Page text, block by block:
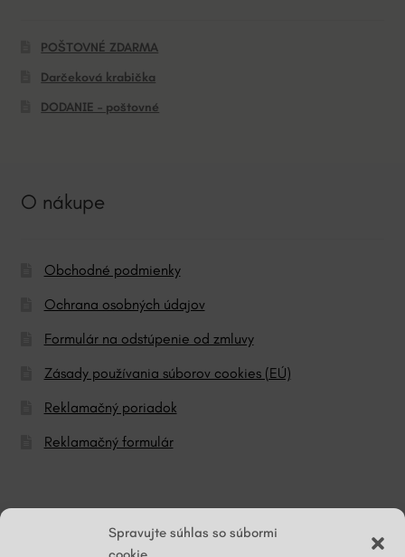
Spravujte súhlas so súbormi
POŠTOVNÉ ZDARMA
Darčeková krabička
DODANIE – poštovné
O nákupe
Obchodné podmienky
Ochrana osobných údajov
Formulár na odstúpenie od zmluvy
Zásady používania súborov cookies (EÚ)
Reklamačný poriadok
Reklamačný formulár